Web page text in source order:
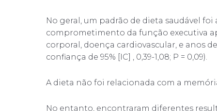
No geral, um padrão de dieta saudável
comprometimento da função executiva
corporal, doença cardiovascular, e anos
confiança de 95% [IC] , 0,39-1,08; P = 0,09).
A dieta não foi relacionada com a
No entanto, encontraram diferentes